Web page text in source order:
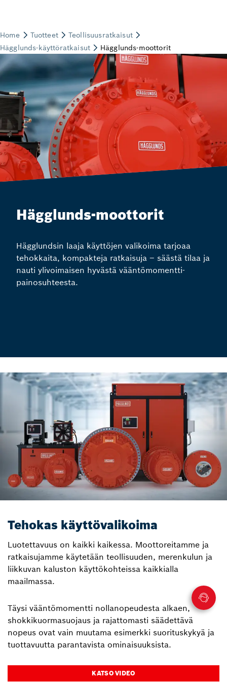
Hägglunds-moottorit
Hägglundsin laaja käyttöjen valikoima tarjoaa
tehokkaita, kompakteja ratkaisuja – säästä tilaa ja
nauti ylivoimaisen hyvästä vääntömomentti-
painosuhteesta.
Tehokas käyttövalikoima
Luotettavuus on kaikki kaikessa. Moottoreitamme ja
ratkaisujamme käytetään teollisuuden, merenkulun ja
liikkuvan kaluston käyttökohteissa kaikkialla
maailmassa.
Täysi vääntömomentti nollanopeudesta alkaen,
shokkikuormasuojaus ja rajattomasti säädettävä
nopeus ovat vain muutama esimerkki suorituskykyä ja
tuottavuutta parantavista ominaisuuksista.
KATSO VIDEO